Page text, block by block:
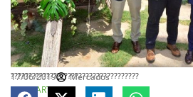
????????????????????????????????????
17/06/2019
Mercados
COMPARTE